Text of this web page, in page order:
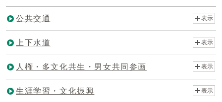
公共交通 表示
上下水道 表示
人権・多文化共生・男女共同参画 表示
生涯学習・文化振興 表示